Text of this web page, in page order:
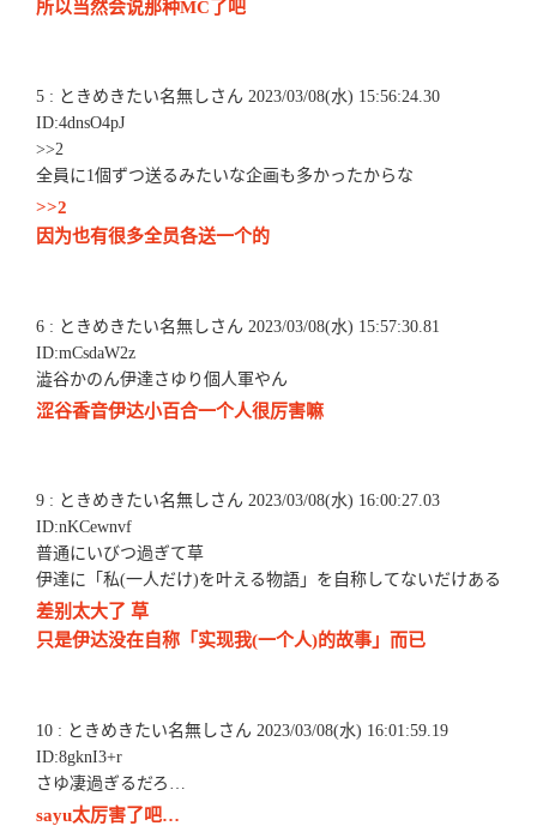
所以当然会说那种MC了吧
5 : ときめきたい名無しさん 2023/03/08(水) 15:56:24.30
ID:4dnsO4pJ
>>2
全員に1個ずつ送るみたいな企画も多かったからな
>>2
因为也有很多全员各送一个的
6 : ときめきたい名無しさん 2023/03/08(水) 15:57:30.81
ID:mCsdaW2z
澁谷かのん伊達さゆり個人軍やん
涩谷香音伊达小百合一个人很厉害嘛
9 : ときめきたい名無しさん 2023/03/08(水) 16:00:27.03
ID:nKCewnvf
普通にいびつ過ぎて草
伊達に「私(一人だけ)を叶える物語」を自称してないだけある
差别太大了 草
只是伊达没在自称「实现我(一个人)的故事」而已
10 : ときめきたい名無しさん 2023/03/08(水) 16:01:59.19
ID:8gknI3+r
さゆ凄過ぎるだろ…
sayu太厉害了吧…